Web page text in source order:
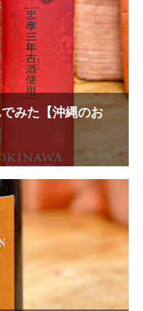
みた【沖縄のお